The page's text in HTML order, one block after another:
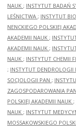
NAUK ; INSTYTUT BADAŃ
LEŚNICTWA ; INSTYTUT
NENCKIEGO POLSKIEJ
AKADEMII NAUK ;
AKADEMII NAUK ;
NAUK ; INSTYTUT CHEMII
; INSTYTUT DENDROLOGII
SOCJOLOGII PAN ;
ZAGOSPODAROWANIA PAN
POLSKIEJ AKADEMII NAUK ;
NAUK ; INSTYTUT
MOSSAKOWSKIEGO